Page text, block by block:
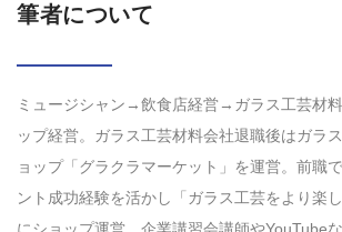
筆者について
ミュージシャン→飲食店経営→ガラス工芸材
ップ経営。ガラス工芸材料会社退職後はガラ
ョップ「グラクラマーケット」を運営。前職
ント成功経験を活かし「ガラス工芸をより楽
にショップ運営、企業講習会講師やYouTube